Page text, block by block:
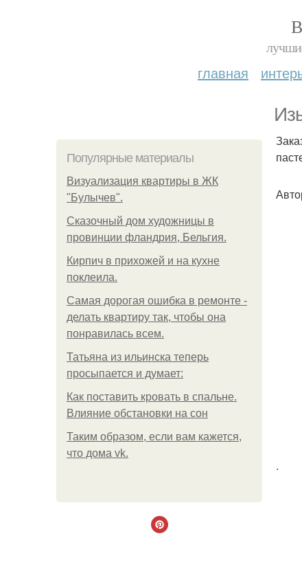
главная
Популярные материалы
Визуализация квартиры в ЖК
"Булычев".
Сказочный дом художницы в
провинции фландрия, Бельгия.
Кирпич в прихожей и на кухне
поклеила.
Самая дорогая ошибка в ремонте -
делать квартиру так, чтобы она
понравилась всем.
Татьяна из ильинска теперь
просыпается и думает:
Как поставить кровать в спальне.
Влияние обстановки на сон
Таким образом, если вам кажется,
что дома vk.
.